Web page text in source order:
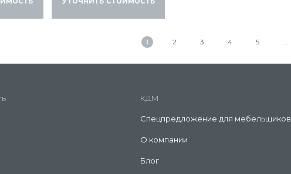
1 2 3 4 5
КДМ
Спецпредложение для мебельщиков
О компании
Блог